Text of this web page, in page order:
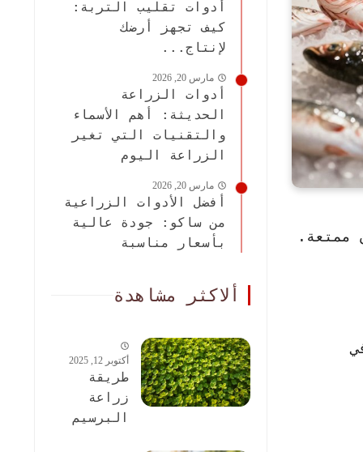
ممتعة.
أدوات تقليب التربة:
كيف تجهز أرضك
لإنتاج...
مارس 20, 2026
أدوات الزراعة
الحديثة: أهم الأسماء
والتقنيات التي تغير
الزراعة اليوم
مارس 20, 2026
أفضل الأدوات الزراعية
من ساكو: جودة عالية
بأسعار مناسبة
ألاكثر مشاهدة
أكتوبر 12, 2025
طريقة
زراعة
البرسيم